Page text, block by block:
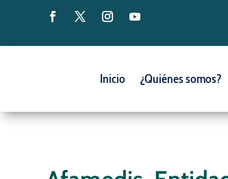
Inicio ¿Quiénes somos?